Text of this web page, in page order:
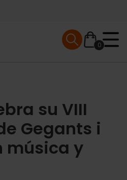
0
Mobile menu
su VIII
Gegants i
música y